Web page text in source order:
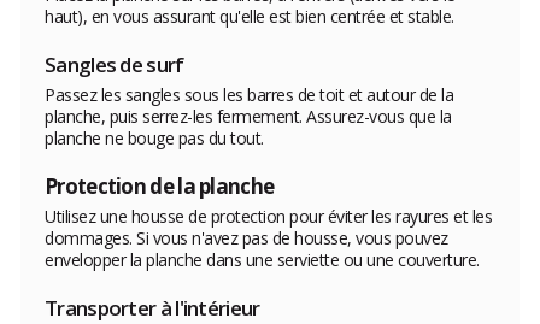
haut), en vous assurant qu'elle est bien centrée et stable.
Sangles de surf
Passez les sangles sous les barres de toit et autour de la
planche, puis serrez-les fermement. Assurez-vous que la
planche ne bouge pas du tout.
Protection de la planche
Utilisez une housse de protection pour éviter les rayures et les
dommages. Si vous n'avez pas de housse, vous pouvez
envelopper la planche dans une serviette ou une couverture.
Transporter à l'intérieur